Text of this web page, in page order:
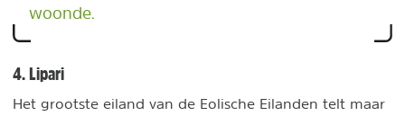
woonde.
4. Lipari
Het grootste eiland van de Eolische Eilanden telt maar